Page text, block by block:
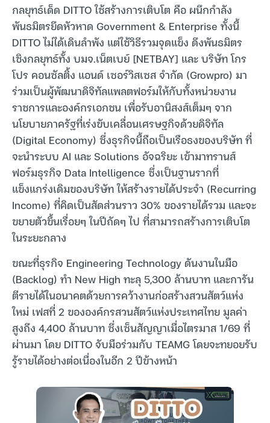
กลยุทธ์เด็ด DITTO ใช้สร้างการเติบโต คือ ผนึกกำลัง
พันธมิตรยึดหัวหาด Government & Enterprise ทั้งนี้
DITTO ไม่ได้เดินลำพัง แต่ใช้วิธีรวมจุดแข็ง ดึงพันธมิตร
เชิงกลยุทธ์ทั้ง บมจ.เน็ตเบย์ [NETBAY] และ บริษัท โกร
โปร คอนซัลติ้ง แอนด์ เซอร์วิสเซส จำกัด (Growpro) มา
ร่วมเป็นผู้พัฒนาดิจิทัลแพลตฟอร์มให้กับทั้งหน่วยงาน
ราชการและองค์กรเอกชน เพื่อรับอานิสงส์เต็มๆ จาก
นโยบายภาครัฐที่เร่งขับเคลื่อนเศรษฐกิจด้วยดิจิทัล
(Digital Economy) ซึ่งธุรกิจนี้ถือเป็นเรือธงของบริษัท ที่
จะนำระบบ AI และ Solutions อัจฉริยะ เข้ามาทรานส์
ฟอร์มธุรกิจ Data Intelligence ซึ่งเป็นฐานรากที่
แข็งแกร่งเดิมของบริษัท ให้สร้างรายได้ประจำ (Recurring
Income) ที่คิดเป็นสัดส่วนราว 30% ของรายได้รวม และจะ
ขยายตัวขึ้นเรื่อยๆ ในปีถัดๆ ไป ที่สามารถสร้างการเติบโต
ในระยะกลาง
ขณะที่ธุรกิจ Engineering Technology ดันงานในมือ
(Backlog) ทำ New High ทะลุ 5,300 ล้านบาท และการัน
ตีรายได้ในอนาคตด้วยการคว้างานก่อสร้างสวนสัตว์แห่ง
ใหม่ เฟสที่ 2 ขององค์กรสวนสัตว์แห่งประเทศไทย มูลค่า
สูงถึง 4,400 ล้านบาท ซึ่งเซ็นสัญญาเมื่อไตรมาส 1/69 ที่
ผ่านมา โดย DITTO จับมือร่วมกับ TEAMG โดยจะทยอยรับ
รู้รายได้อย่างต่อเนื่องในอีก 2 ปีข้างหน้า